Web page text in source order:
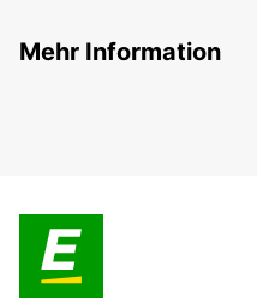
Mehr Information